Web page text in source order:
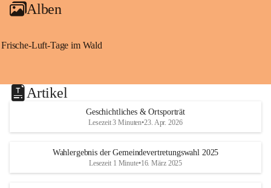
Alben
Frische-Luft-Tage im Wald
Artikel
Geschichtliches & Ortsporträt
Lesezeit 3 Minuten•23. Apr. 2026
Wahlergebnis der Gemeindevertretungswahl 2025
Lesezeit 1 Minute•16. März 2025